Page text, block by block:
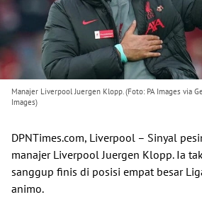
Manajer Liverpool Juergen Klopp. (Foto: PA Images via
Images)
DPNTimes.com, Liverpool – Sinyal
manajer Liverpool Juergen Klopp. Ia
sanggup finis di posisi empat besar
animo.